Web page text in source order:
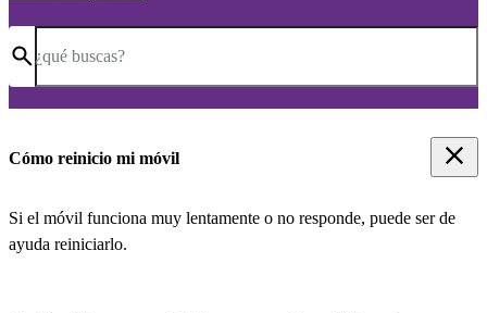
¿qué buscas?
Cómo reinicio mi móvil
Si el móvil funciona muy lentamente o no responde, puede ser de
ayuda reiniciarlo.